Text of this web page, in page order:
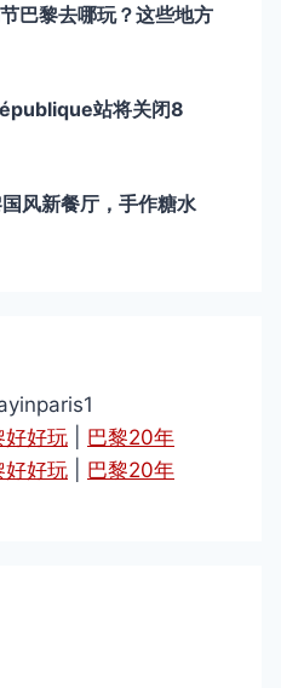
巴黎去哪玩？这些地方
站将关闭8
风新餐厅，手作糖水
好好玩
巴黎20年
好好玩 巴黎20年